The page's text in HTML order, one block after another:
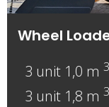
Wheel
3 unit 1,0 m 3
3 unit 1,8 m 3